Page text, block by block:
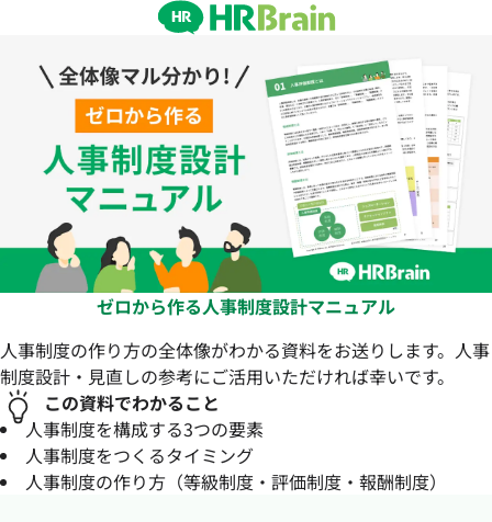
ゼロから作る人事制度設計マニュアル
人事制度の作り方の全体像がわかる資料をお送りします。⼈事
制度設計・⾒直しの参考にご活⽤いただければ幸いです。
この資料でわかること
人事制度を構成する3つの要素
人事制度をつくるタイミング
人事制度の作り方（等級制度・評価制度・報酬制度）